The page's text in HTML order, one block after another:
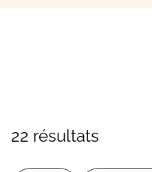
22 résultats